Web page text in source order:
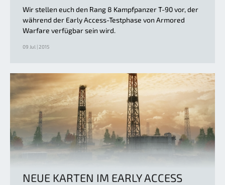
Wir stellen euch den Rang 8 Kampfpanzer T-90 vor, der
während der Early Access-Testphase von Armored
Warfare verfügbar sein wird.
09 Jul | 2015
NEUE KARTEN IM EARLY ACCESS